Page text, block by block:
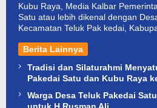
Kubu Raya, Media Kalbar
Satu atau lebih dikenal dengan
Kecamatan Teluk Pak kedai,
Berita Lainnya
Tradisi dan Silaturahmi
Pakedai Satu dan Kubu Raya
Warga Desa Teluk Pakedai
untuk H.Rusman Ali